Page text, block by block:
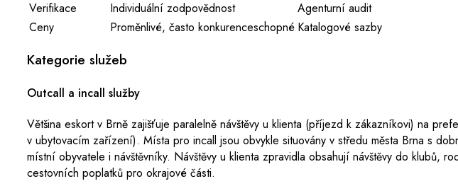
Verifikace
Individuální zodpovědnost
Agenturní audit
Ceny
Proměnlivé, často konkurenceschopné Katalogové sazby
Kategorie služeb
Outcall a incall služby
Většina eskort v Brně zajišťuje paralelně návštěvy u klienta (příjezd k zákazníkovi) na
v ubytovacím zařízení). Místa pro incall jsou obvykle situovány v středu města Brna s
místní obyvatele i návštěvníky. Návštěvy u klienta zpravidla obsahují návštěvy do klubů,
cestovních poplatků pro okrajové části.